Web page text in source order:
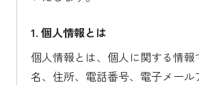
1. 個人情報とは
個人情報とは、個人に関する情
名、住所、電話番号、電子メー